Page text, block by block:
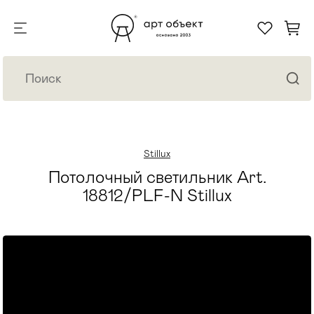
Stillux
Потолочный светильник Art.
18812/PLF-N Stillux